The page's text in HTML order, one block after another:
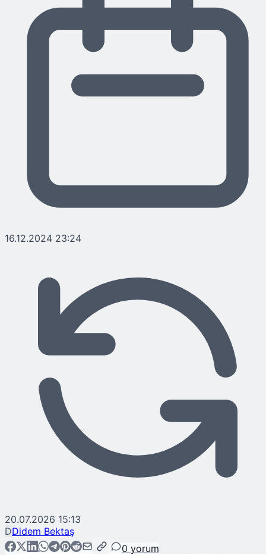
16.12.2024 23:24
20.07.2026 15:13
DDidem Bektaş
0 yorum